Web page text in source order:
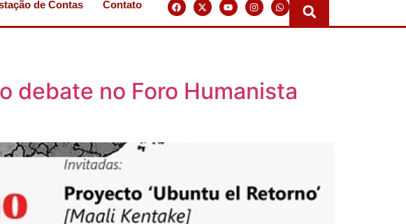
de Contas Contato
debate no Foro Humanista